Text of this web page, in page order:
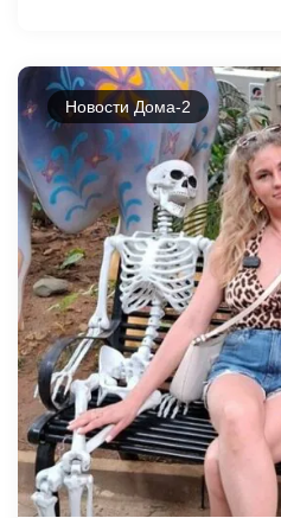
Новости Дома-2